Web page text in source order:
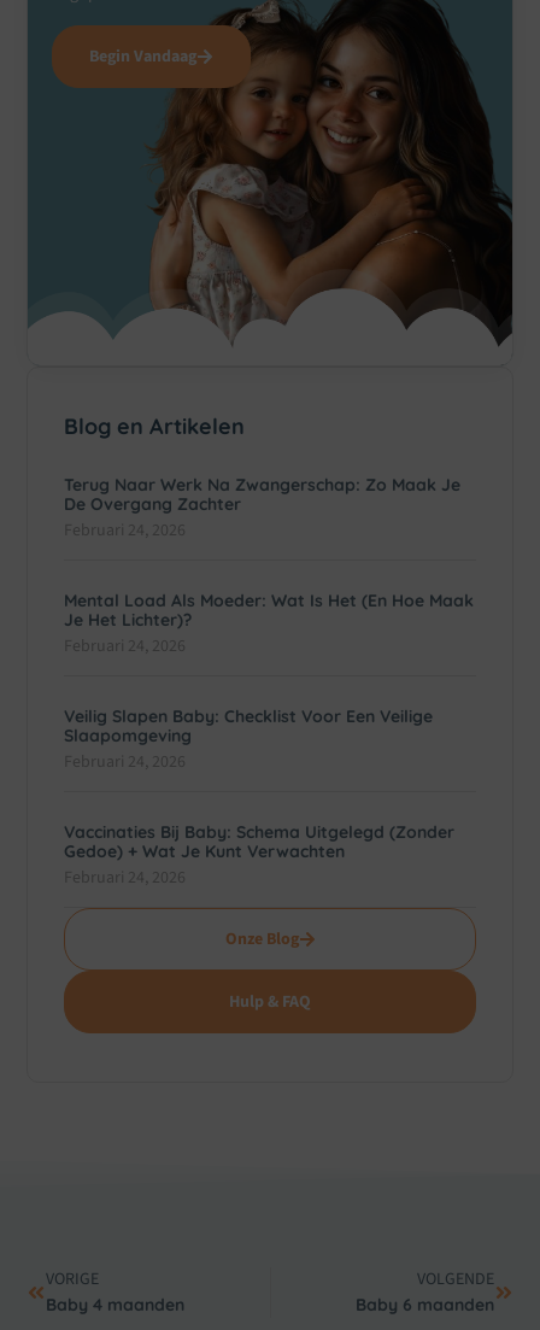
Blog en Artikelen
Terug Naar Werk Na Zwangerschap: Zo Maak Je
De Overgang Zachter
Februari 24, 2026
Mental Load Als Moeder: Wat Is Het (en Hoe Maak
Je Het Lichter)?
Februari 24, 2026
Veilig Slapen Baby: Checklist Voor Een Veilige
Slaapomgeving
Februari 24, 2026
Vaccinaties Bij Baby: Schema Uitgelegd (zonder
Gedoe) + Wat Je Kunt Verwachten
Februari 24, 2026
Onze Blog
Hulp & FAQ
Begin Vandaag
VORIGE
Baby 4 maanden
VOLGENDE
Baby 6 maanden